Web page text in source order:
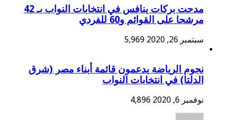
مدحت بركات ينافس في انتخابات النواب بـ 42
مرشحا على القوائم و60 للفردي
سبتمبر 26, 2020 5,969
نجوم الرياضة يدعمون قائمة أبناء مصر (شرق
الدلتا) في انتخابات النواب
نوفمبر 6, 2020 4,896